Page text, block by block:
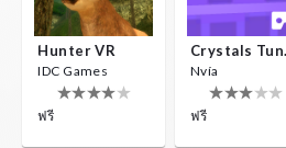
Hunter VR
IDC Games
ฟรี
Nvía
ฟรี